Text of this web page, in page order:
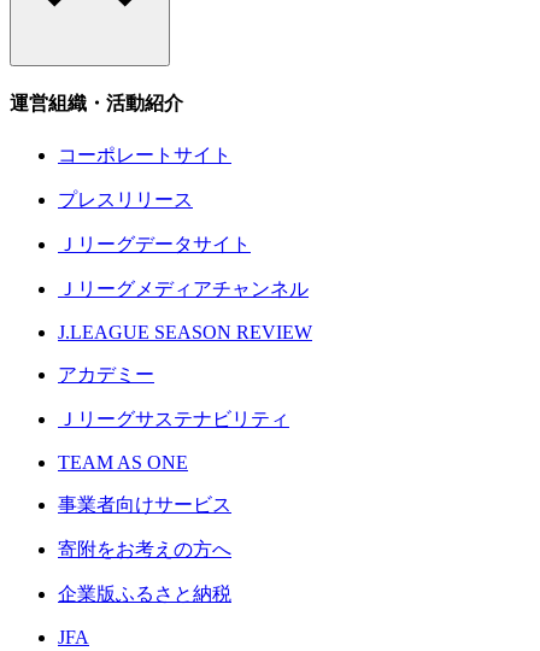
運営組織・活動紹介
コーポレートサイト
プレスリリース
Ｊリーグデータサイト
Ｊリーグメディアチャンネル
J.LEAGUE SEASON REVIEW
アカデミー
Ｊリーグサステナビリティ
TEAM AS ONE
事業者向けサービス
寄附をお考えの方へ
企業版ふるさと納税
JFA